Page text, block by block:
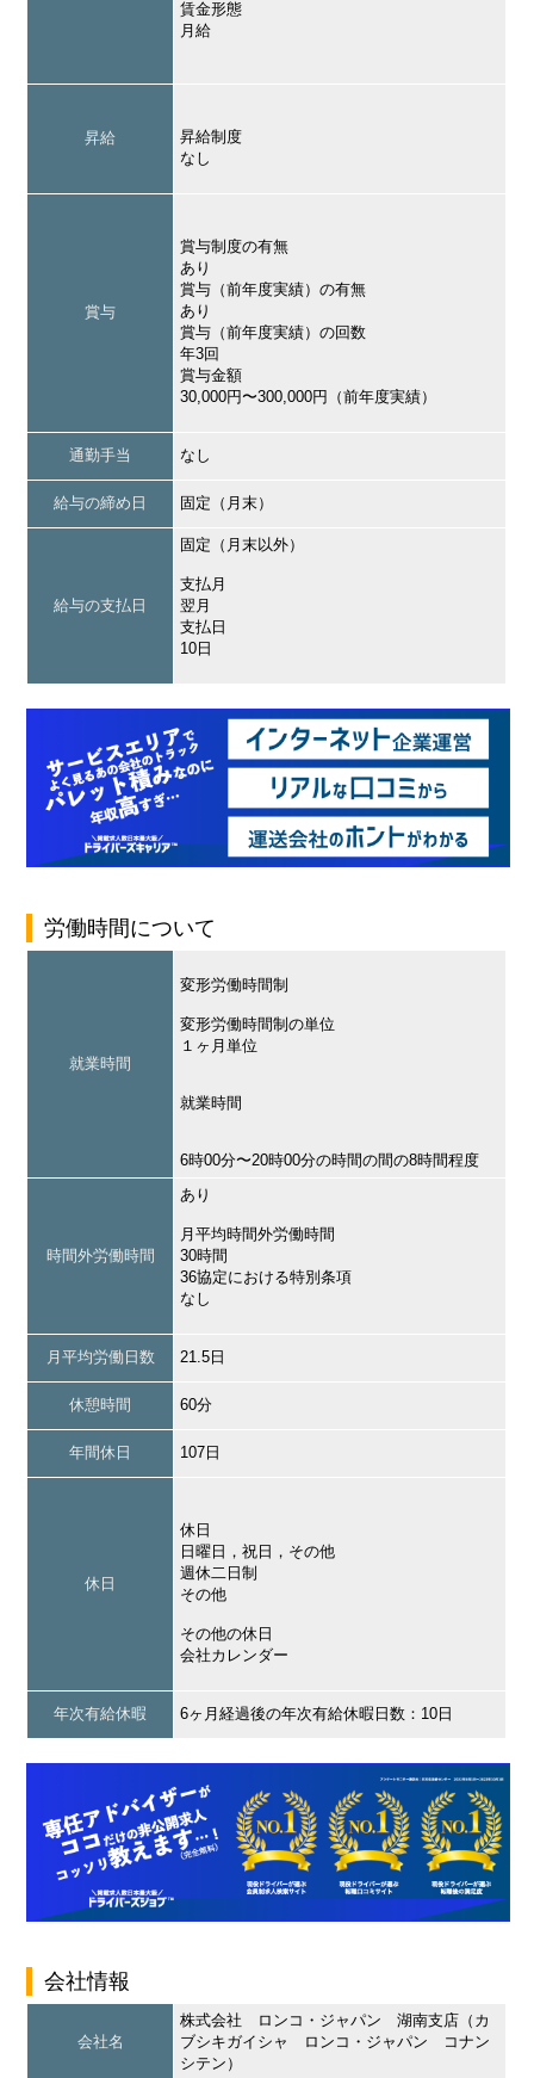
賃金形態
月給
昇給
昇給制度
なし
賞与
賞与制度の有無
あり
賞与（前年度実績）の有無
あり
賞与（前年度実績）の回数
年3回
賞与金額
30,000円〜300,000円（前年度実績）
通勤手当 なし
給与の締め日 固定（月末）
給与の支払日
固定（月末以外）
支払月
翌月
支払日
10日
労働時間について
就業時間
変形労働時間制
変形労働時間制の単位
１ヶ月単位
就業時間
6時00分〜20時00分の時間の間の8時間程度
時間外労働時間
あり
月平均時間外労働時間
30時間
36協定における特別条項
なし
月平均労働日数 21.5日
休憩時間 60分
年間休日 107日
休日
休日
日曜日，祝日，その他
週休二日制
その他
その他の休日
会社カレンダー
年次有給休暇 6ヶ月経過後の年次有給休暇日数：10日
会社情報
会社名
株式会社 ロンコ・ジャパン 湖南支店（カ
ブシキガイシャ ロンコ・ジャパン コナン
シテン）